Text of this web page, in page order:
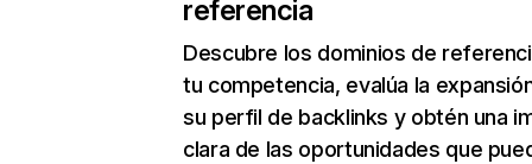
referencia
Descubre los dominios de
tu competencia, evalúa la
su perfil de backlinks y obtén una
clara de las oportunidades que